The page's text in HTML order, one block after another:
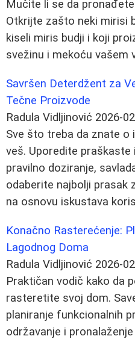
Mučite li se da
Otkrijte zašto neki mirisi
kiseli miris budji i koji
svežinu i mekoću vašem
Savršen Deterdžent za
Tečne Proizvode
Radula Vidljinović 2026-
Sve što treba da znate o
veš. Uporedite
pravilno doziranje,
odaberite najbolji prasak
na osnovu iskustava
Konačno Rasterećenje:
Lagodnog Doma
Radula Vidljinović 2026-
Praktičan vodič kako da
rasteretite svoj dom.
planiranje funkcionalnih
održavanje i